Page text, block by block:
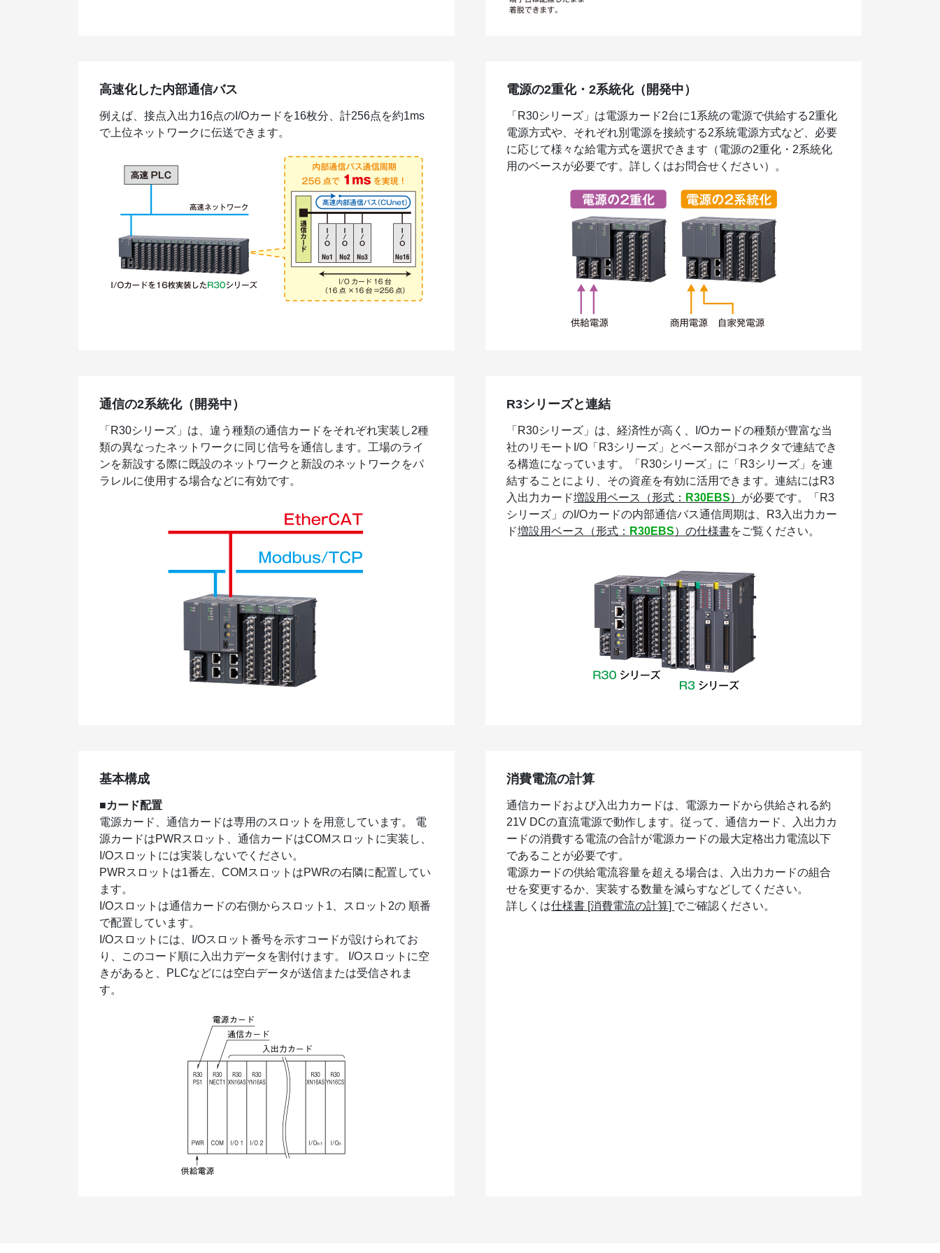
高速化した内部通信バス
例えば、接点入出力16点のI/Oカードを16枚分、計256点を約1ms
で上位ネットワークに伝送できます。
電源の2重化・2系統化（開発中）
「R30シリーズ」は電源カード2台に1系統の電源で供給する2重化
電源方式や、それぞれ別電源を接続する2系統電源方式など、必要
に応じて様々な給電方式を選択できます（電源の2重化・2系統化
用のベースが必要です。詳しくはお問合せください）。
通信の2系統化（開発中）
「R30シリーズ」は、違う種類の通信カードをそれぞれ実装し2種
類の異なったネットワークに同じ信号を通信します。工場のライ
ンを新設する際に既設のネットワークと新設のネットワークをパ
ラレルに使用する場合などに有効です。
R3シリーズと連結
「R30シリーズ」は、経済性が高く、I/Oカードの種類が豊富な当
社のリモートI/O「R3シリーズ」とベース部がコネクタで連結でき
る構造になっています。「R30シリーズ」に「R3シリーズ」を連
結することにより、その資産を有効に活用できます。連結にはR3
入出力カード増設用ベース（形式： R30EBS） が必要です。「R3
シリーズ」のI/Oカードの内部通信バス通信周期は、R3入出力カー
ド増設用ベース（形式： R30EBS）の仕様書をご覧ください。
基本構成
■カード配置
電源カード、通信カードは専用のスロットを用意しています。 電
源カードはPWRスロット、通信カードはCOMスロットに実装し、
I/Oスロットには実装しないでください。
PWRスロットは1番左、COMスロットはPWRの右隣に配置してい
ます。
I/Oスロットは通信カードの右側からスロット1、スロット2の 順番
で配置しています。
I/Oスロットには、I/Oスロット番号を示すコードが設けられてお
り、このコード順に入出力データを割付けます。 I/Oスロットに空
きがあると、PLCなどには空白データが送信または受信されま
す。
消費電流の計算
通信カードおよび入出力カードは、電源カードから供給される約
21V DCの直流電源で動作します。従って、通信カード、入出力カ
ードの消費する電流の合計が電源カードの最大定格出力電流以下
であることが必要です。
電源カードの供給電流容量を超える場合は、入出力カードの組合
せを変更するか、実装する数量を減らすなどしてください。
詳しくは仕様書 [消費電流の計算] でご確認ください。